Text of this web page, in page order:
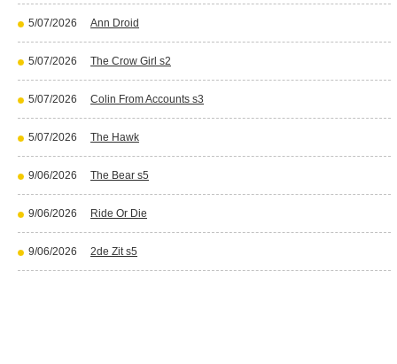
5/07/2026 Ann Droid
5/07/2026 The Crow Girl s2
5/07/2026 Colin From Accounts s3
5/07/2026 The Hawk
9/06/2026 The Bear s5
9/06/2026 Ride Or Die
9/06/2026 2de Zit s5